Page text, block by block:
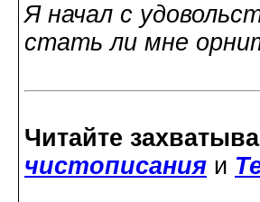
Я начал с
стать ли мне
Читайте
чистописания и